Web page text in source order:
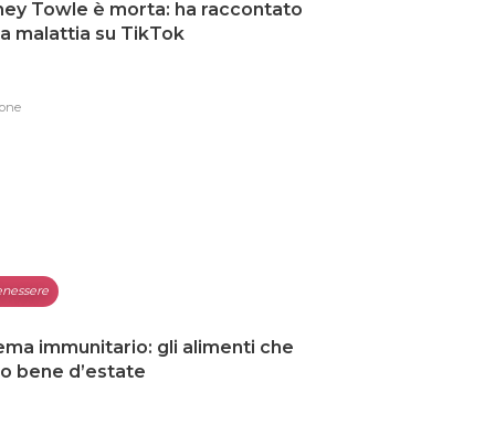
Towle è morta: ha raccontato
malattia su TikTok
immunitario: gli alimenti che
bene d’estate